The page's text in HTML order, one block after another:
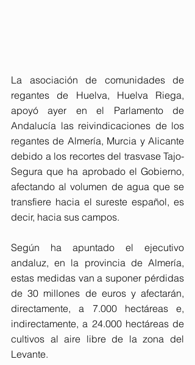
La asociación de comunidades de
regantes de Huelva, Huelva Riega,
apoyó ayer en el Parlamento de
Andalucía las reivindicaciones de los
regantes de Almería, Murcia y Alicante
debido a los recortes del trasvase Tajo-
Segura que ha aprobado el Gobierno,
afectando al volumen de agua que se
transfiere hacia el sureste español, es
decir, hacia sus campos.
Según ha apuntado el ejecutivo
andaluz, en la provincia de Almería,
estas medidas van a suponer pérdidas
de 30 millones de euros y afectarán,
directamente, a 7.000 hectáreas e,
indirectamente, a 24.000 hectáreas de
cultivos al aire libre de la zona del
Levante.